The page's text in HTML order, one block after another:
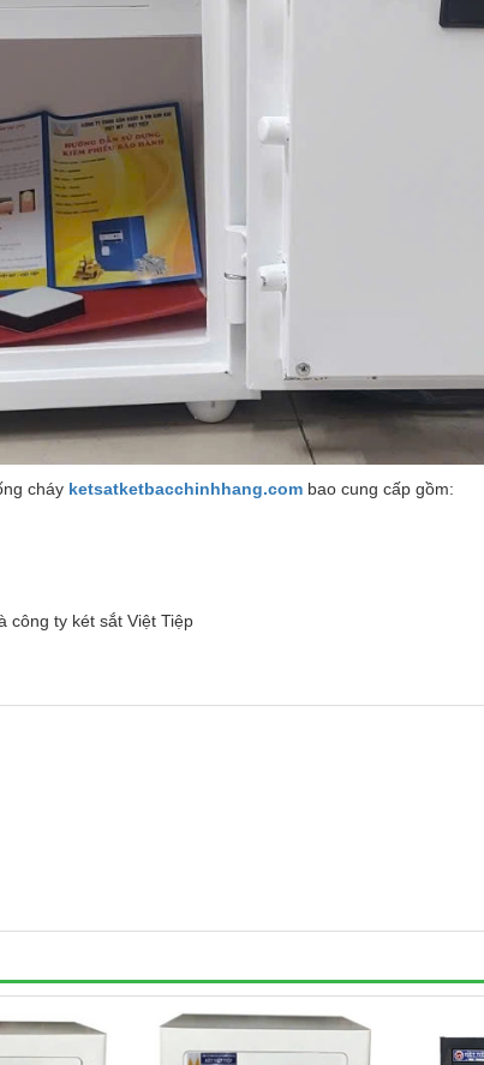
cháy ketsatketbacchinhhang.com bao cung cấp gồm:
công ty két sắt Việt Tiệp